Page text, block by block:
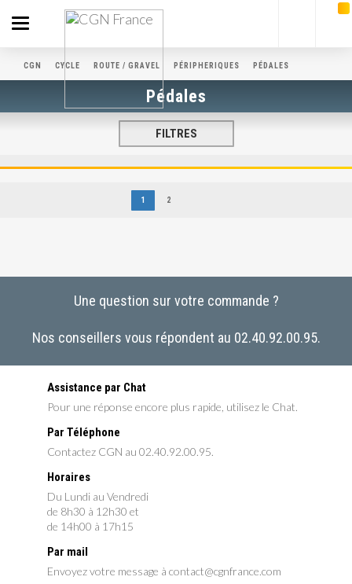
Toggle
navigation
CGN CYCLE ROUTE / GRAVEL PÉRIPHERIQUES PÉDALES
Pédales
FILTRES
1 2
Une question sur votre commande ?
Nos conseillers vous répondent au 02.40.92.00.95.
Assistance par Chat
Pour une réponse encore plus rapide, utilisez le Chat.
Par Téléphone
Contactez CGN au 02.40.92.00.95.
Horaires
Du Lundi au Vendredi
de 8h30 à 12h30 et
de 14h00 à 17h15
Par mail
Envoyez votre message à contact@cgnfrance.com